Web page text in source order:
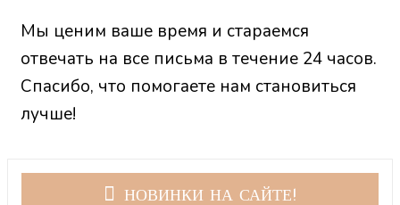
Мы ценим ваше время и стараемся
отвечать на все письма в течение 24 часов.
Спасибо, что помогаете нам становиться
лучше!
НОВИНКИ НА САЙТЕ!